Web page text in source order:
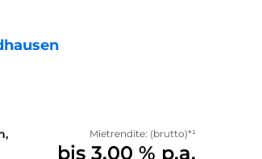
Mietrendite: (brutto)*¹
bis 3,00 % p.a.